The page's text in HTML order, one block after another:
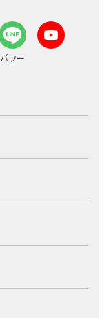
パワー